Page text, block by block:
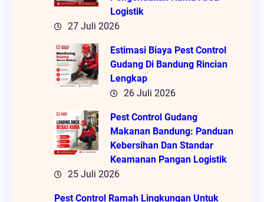
Logistik
27 Juli 2026
Estimasi Biaya Pest Control
Gudang Di Bandung Rincian
Lengkap
26 Juli 2026
Pest Control Gudang
Makanan Bandung: Panduan
Kebersihan Dan Standar
Keamanan Pangan Logistik
25 Juli 2026
Pest Control Ramah Lingkungan Untuk